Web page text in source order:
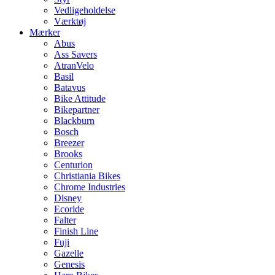
Vedligeholdelse
Værktøj
Mærker
Abus
Ass Savers
AtranVelo
Basil
Batavus
Bike Attitude
Bikepartner
Blackburn
Bosch
Breezer
Brooks
Centurion
Christiania Bikes
Chrome Industries
Disney
Ecoride
Falter
Finish Line
Fuji
Gazelle
Genesis